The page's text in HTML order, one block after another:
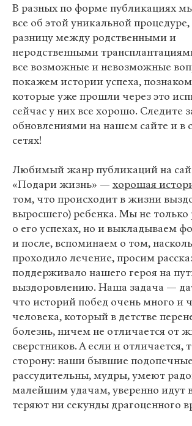
В разных по форме публикациях
все об этой уникальной
разницу между родственными и
неродственными
все возможные и невозможные
покажем истории успеха,
которые уже прошли через это
сейчас у них все хорошо. Следите
обновлениями на нашем сайте и в
сетях!
Любимый жанр публикаций на
«Подари жизнь» — хорошая
том, что происходит в жизни
выросшего) ребенка. Мы не только
о его успехах, но и выкладываем
и после, вспоминаем о том,
проходило лечение, просим
поддерживало нашего героя на
выздоровлению. Наша задача —
что историй побед очень много и
человека, который в детстве
болезнь, ничем не отличается от
сверстников. А если и отличается,
сторону: наши бывшие
рассудительны, мудры, умеют
малейшим удачам, уверенно идут
теряют ни секунды драгоценного